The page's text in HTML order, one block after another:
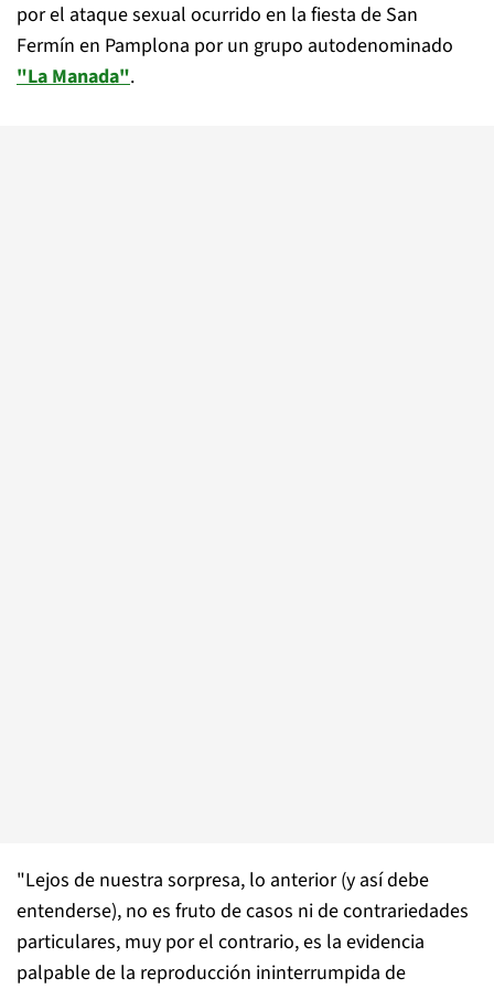
por el ataque sexual ocurrido en la fiesta de San
Fermín en Pamplona por un grupo autodenominado
"La Manada".
"Lejos de nuestra sorpresa, lo anterior (y así debe
entenderse), no es fruto de casos ni de contrariedades
particulares, muy por el contrario, es la evidencia
palpable de la reproducción ininterrumpida de